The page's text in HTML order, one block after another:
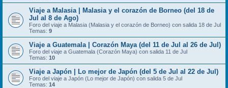
Viaje a Malasia | Malasia y el corazón de Borneo (del 18 de
Jul al 8 de Ago)
Foro del viaje a Malasia (Malasia y el corazón de Borneo) con salida 18 de Jul
Temas: 9
Viaje a Guatemala | Corazón Maya (del 11 de Jul al 26 de Jul)
Foro del viaje a Guatemala (Corazón Maya) con salida 11 de Jul
Temas: 10
Viaje a Japón | Lo mejor de Japón (del 5 de Jul al 22 de Jul)
Foro del viaje a Japón (Lo mejor de Japón) con salida 5 de Jul
Temas: 14